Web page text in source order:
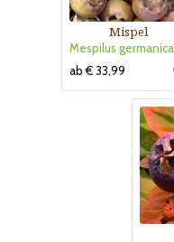
Mispel
ab € 33,99